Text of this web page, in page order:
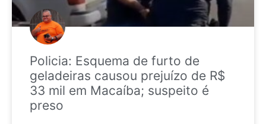
Policia: Esquema de furto de
geladeiras causou prejuízo de R$
33 mil em Macaíba; suspeito é
preso